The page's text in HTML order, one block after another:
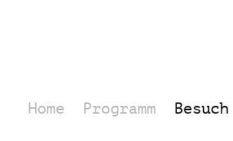
Home Programm Besuch